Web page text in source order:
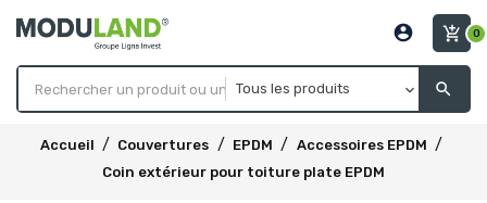
add_shopping_cart 0
account_circle
search
Accueil Couvertures EPDM
Accessoires EPDM
Coin extérieur pour toiture plate EPDM